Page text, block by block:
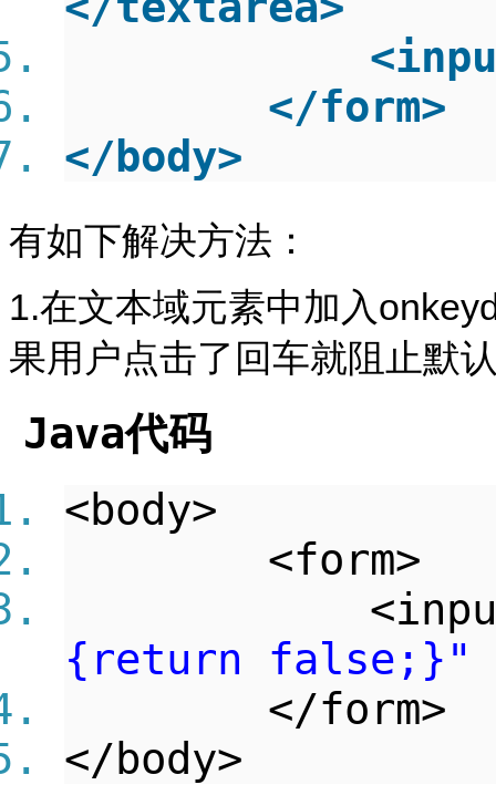
<
</form>
</ body>
有如下解决方法：
1.在文本域元素中加入
果用户点击了回车就阻止默
Java代码
<body>
<form>
<input
{return false;}"
</form>
</body>